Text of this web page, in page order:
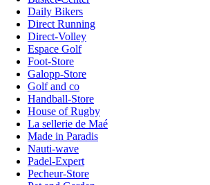
Daily Bikers
Direct Running
Direct-Volley
Espace Golf
Foot-Store
Galopp-Store
Golf and co
Handball-Store
House of Rugby
La sellerie de Maé
Made in Paradis
Nauti-wave
Padel-Expert
Pecheur-Store